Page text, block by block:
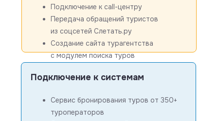
Подключение к системам
Сервис бронирования туров от 350+
туроператоров
Подключение к call-центру
Передача обращений туристов
из соцсетей Слетать.ру
Создание сайта турагентства
с модулем поиска туров